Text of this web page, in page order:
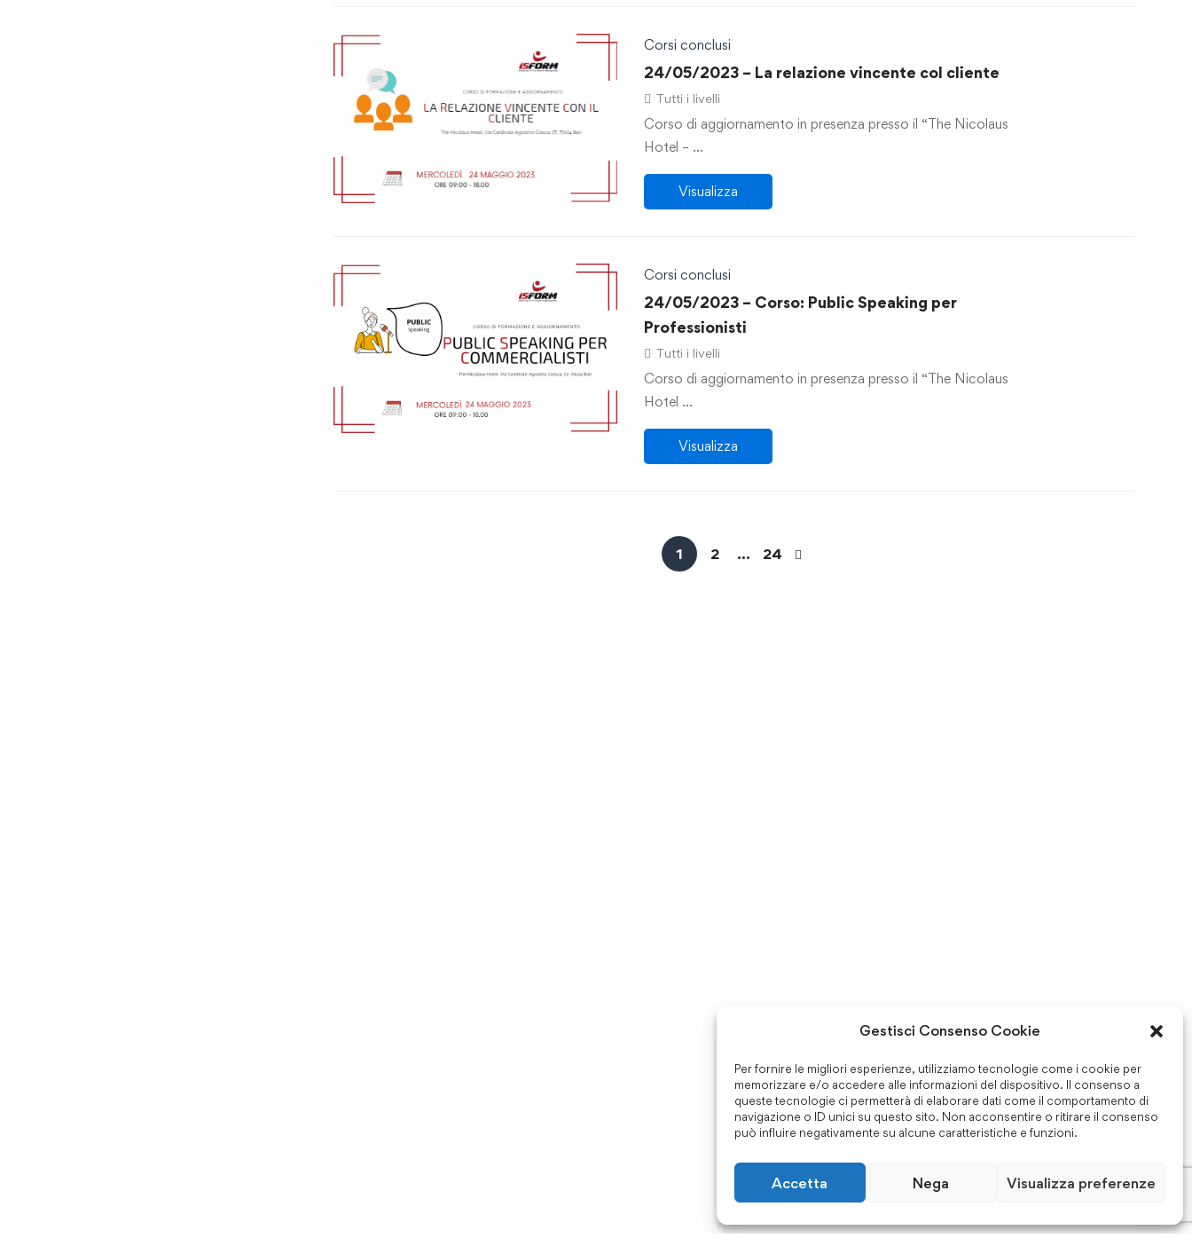
Gestisci Consenso Cookie
Per fornire le migliori esperienze, utilizziamo tecnologie come i cookie per
memorizzare e/o accedere alle informazioni del dispositivo. Il consenso a
queste tecnologie ci permetterà di elaborare dati come il comportamento di
navigazione o ID unici su questo sito. Non acconsentire o ritirare il consenso
può influire negativamente su alcune caratteristiche e funzioni.
Accetta Nega Visualizza preferenze
Corsi conclusi
24/05/2023 – La relazione vincente col cliente
Tutti i livelli
Corso di aggiornamento in presenza presso il “The Nicolaus
Hotel – …
Visualizza
Corsi conclusi
24/05/2023 – Corso: Public Speaking per
Professionisti
Tutti i livelli
Corso di aggiornamento in presenza presso il “The Nicolaus
Hotel …
Visualizza
1 2 … 24